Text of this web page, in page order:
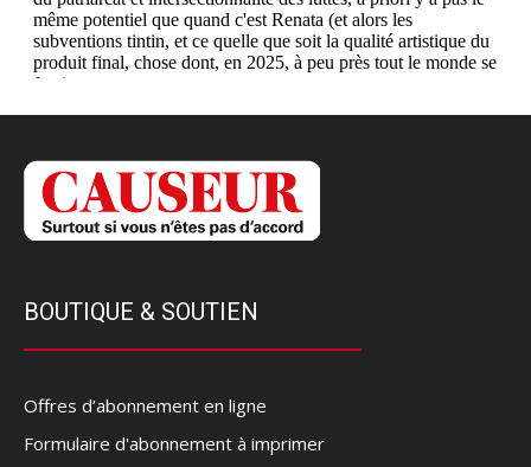
BOUTIQUE & SOUTIEN
Offres d’abonnement en ligne
Formulaire d'abonnement à imprimer